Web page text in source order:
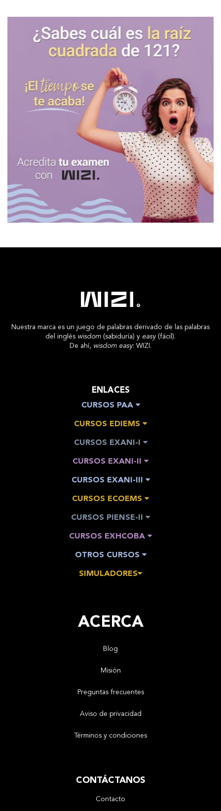
Nuestra marca es un juego de palabras derivado de las palabras
del inglés wisdom (sabiduría) y easy(fácil).
De ahí, wisdom easy: WIZI.
ENLACES
CURSOS PAA
CURSOS EDIEMS
CURSOS EXANI-I
CURSOS EXANI-II
CURSOS EXANI-III
CURSOS ECOEMS
CURSOS PIENSE-II
CURSOS EXHCOBA
OTROS CURSOS
SIMULADORES
ACERCA
Blog
Misión
Preguntas frecuentes
Aviso de privacidad
Términos y condiciones
CONTÁCTANOS
Contacto